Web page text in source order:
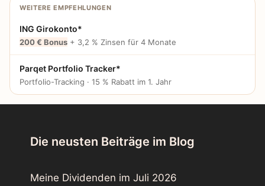
WEITERE EMPFEHLUNGEN
ING Girokonto*
200 € Bonus + 3,2 % Zinsen für 4 Monate
Parqet Portfolio Tracker*
Portfolio-Tracking · 15 % Rabatt im 1. Jahr
Die neusten Beiträge im Blog
Meine Dividenden im Juli 2026